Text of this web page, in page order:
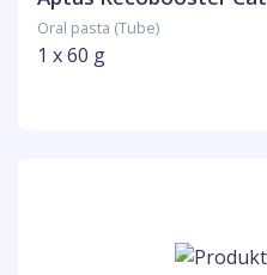
Oral pasta (Tube)
1 x 60 g